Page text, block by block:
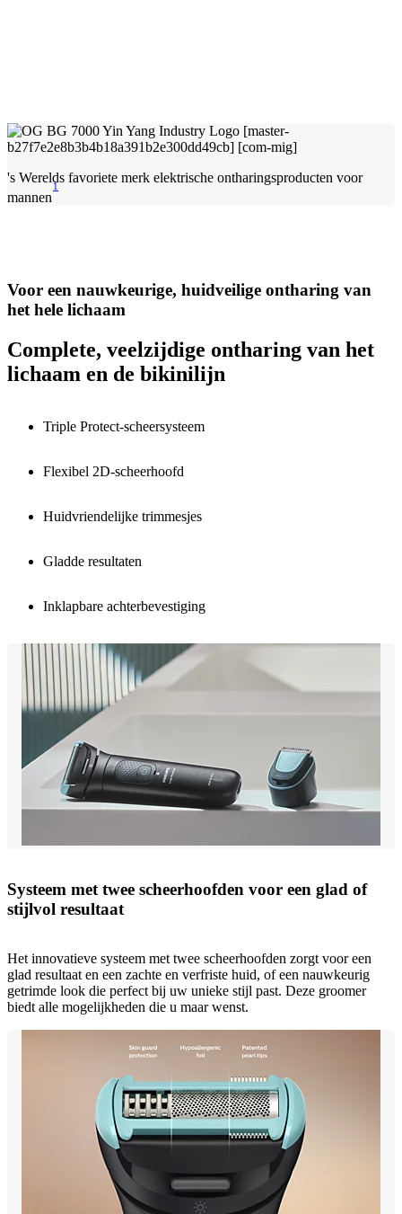
's Werelds favoriete merk elektrische ontharingsproducten voor
mannen
1
Voor een nauwkeurige, huidveilige ontharing van
het hele lichaam
Complete, veelzijdige ontharing van het
lichaam en de bikinilijn
Triple Protect-scheersysteem
Flexibel 2D-scheerhoofd
Huidvriendelijke trimmesjes
Gladde resultaten
Inklapbare achterbevestiging
Systeem met twee scheerhoofden voor een glad of
stijlvol resultaat
Het innovatieve systeem met twee scheerhoofden zorgt voor een
glad resultaat en een zachte en verfriste huid, of een nauwkeurig
getrimde look die perfect bij uw unieke stijl past. Deze groomer
biedt alle mogelijkheden die u maar wenst.